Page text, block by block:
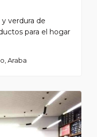
verdura de
para el hogar
Araba